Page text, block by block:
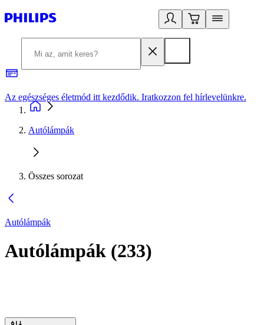
Az egészséges életmód itt kezdődik. Iratkozzon fel hírlevelünkre.
Autólámpák
Összes sorozat
Autólámpák
Autólámpák (233)